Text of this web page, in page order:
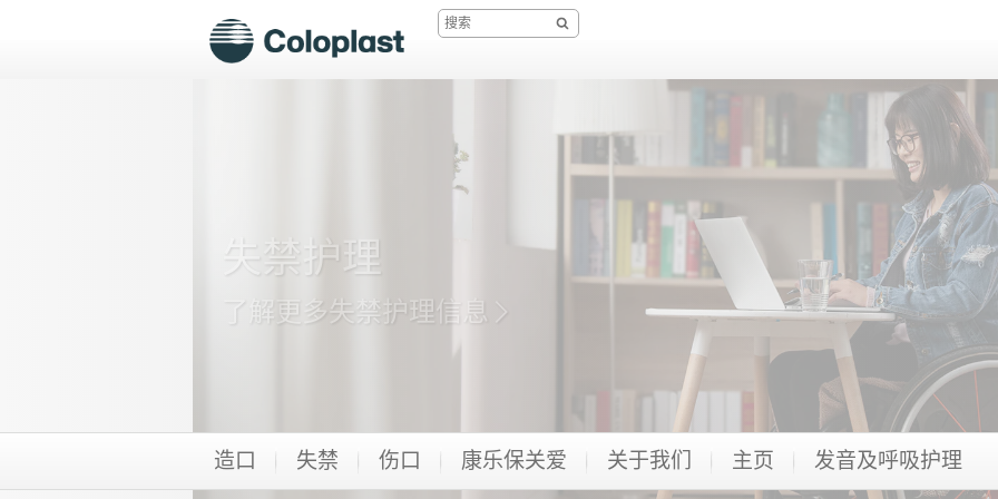
了解更多失禁护理信息
造口 失禁 伤口 康乐保关爱 关于我们 主页 发音及呼吸护理​